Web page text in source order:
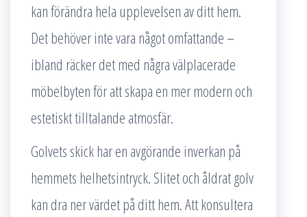
kan förändra hela upplevelsen av ditt hem.
Det behöver inte vara något omfattande –
ibland räcker det med några välplacerade
möbelbyten för att skapa en mer modern och
estetiskt tilltalande atmosfär.
Golvets skick har en avgörande inverkan på
hemmets helhetsintryck. Slitet och åldrat golv
kan dra ner värdet på ditt hem. Att konsultera